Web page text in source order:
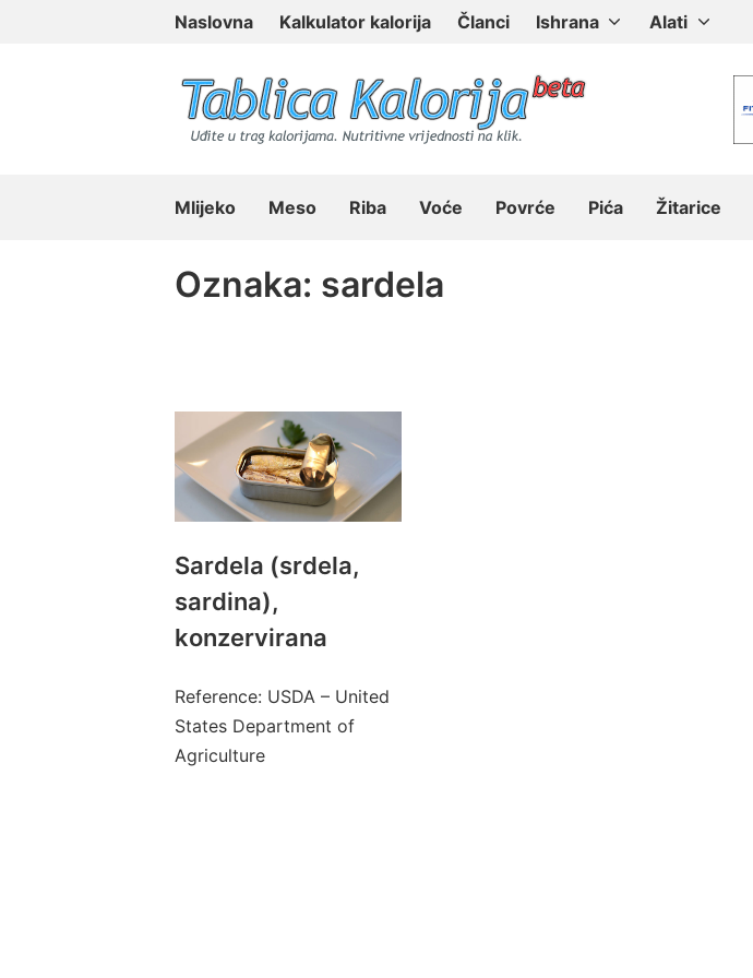
Naslovna Kalkulator kalorija Članci Ishrana Alati
Mlijeko Meso Riba Voće Povrće Pića Žitarice
Oznaka: sardela
Sardela (srdela,
sardina),
konzervirana
Reference: USDA – United
States Department of
Agriculture